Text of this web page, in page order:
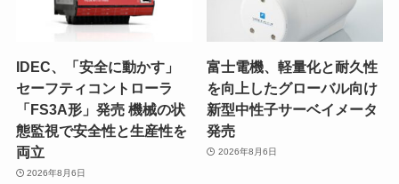
IDEC、「安全に動かす」
セーフティコントローラ
「FS3A形」発売 機械の状
態監視で安全性と生産性を
両立
2026年8月6日
富士電機、軽量化と耐久性
を向上したグローバル向け
新型中性子サーベイメータ
発売
2026年8月6日